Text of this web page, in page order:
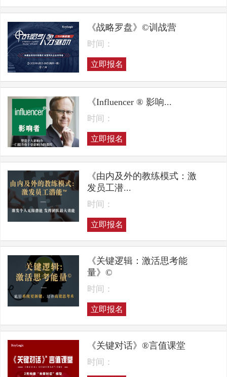
《战略罗盘》©训战营
时间：
立即报名
《Influencer ® 影响...
时间：
立即报名
《由内及外的教练模式：激
发员工潜...
时间：
立即报名
《关键逻辑：激活思考能
量》©
时间：
立即报名
《关键对话》®言值课堂
时间：